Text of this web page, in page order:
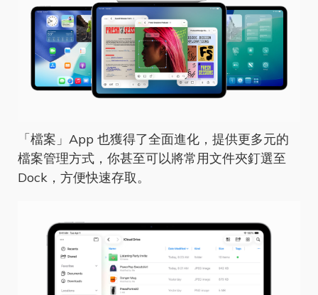
「檔案」App 也獲得了全面進化，提供更多元的
檔案管理方式，你甚至可以將常用文件夾釘選至
Dock，方便快速存取。